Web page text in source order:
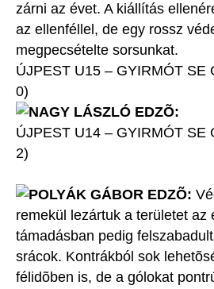
zárni az évet. A kiállítás
az ellenféllel, de egy rossz
megpecsételte sorsunkat.
ÚJPEST U15 – GYIRMÓT
0)
NAGY LÁSZLÓ EDZÕ:
ÚJPEST U14 – GYIRMÓT
2)
POLYÁK GÁBOR EDZÕ:
remekül lezártuk a területet az
támadásban pedig
srácok. Kontrákból sok
félidõben is, de a gólokat